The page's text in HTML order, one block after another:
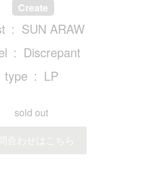
Create
SUN ARAW
Discrepant
type
LP
sold out
問合わせはこちら